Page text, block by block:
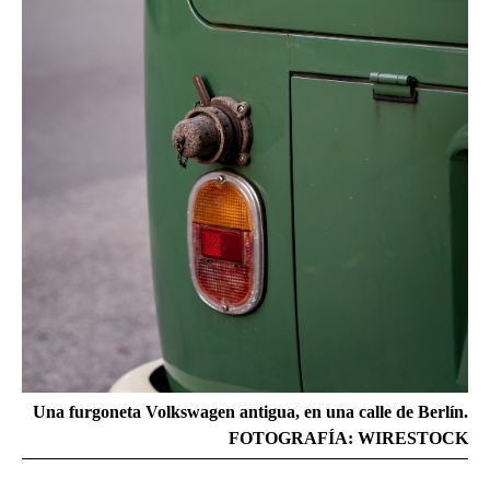
Una furgoneta Volkswagen antigua, en una calle de Berlín.
FOTOGRAFÍA: WIRESTOCK